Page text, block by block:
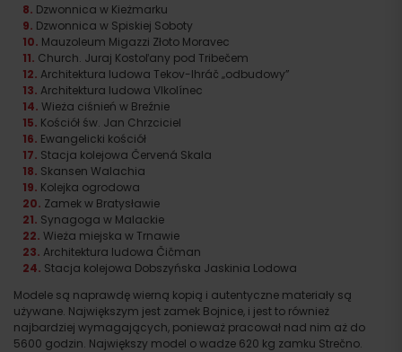
Dzwonnica w Kieżmarku
Dzwonnica w Spiskiej Soboty
Mauzoleum Migazzi Złoto Moravec
Church. Juraj Kostoľany pod Tribečem
Architektura ludowa Tekov-Ihráč „odbudowy”
Architektura ludowa Vlkolínec
Wieża ciśnień w Breźnie
Kościół św. Jan Chrzciciel
Ewangelicki kościół
Stacja kolejowa Červená Skala
Skansen Walachia
Kolejka ogrodowa
Zamek w Bratysławie
Synagoga w Malackie
Wieża miejska w Trnawie
Architektura ludowa Čičman
Stacja kolejowa Dobszyńska Jaskinia Lodowa
Modele są naprawdę wierną kopią i autentyczne materiały są
używane. Największym jest zamek Bojnice, i jest to również
najbardziej wymagających, ponieważ pracował nad nim aż do
5600 godzin. Największy model o wadze 620 kg zamku Strečno.